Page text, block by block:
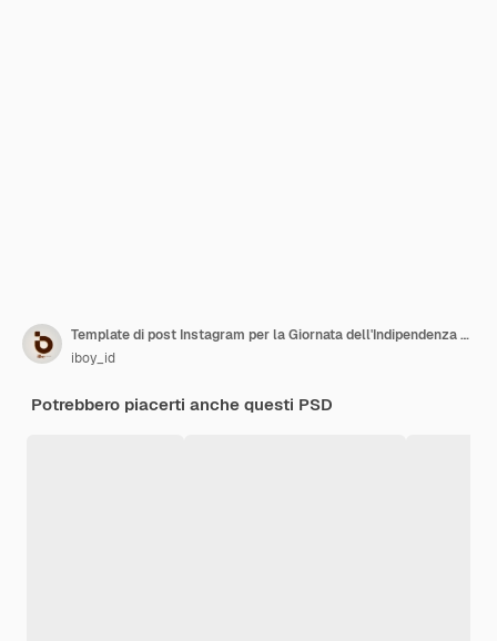
Template di post Instagram per la Giornata dell'Indipendenza dell'Indonesia
iboy_id
Potrebbero piacerti anche questi PSD